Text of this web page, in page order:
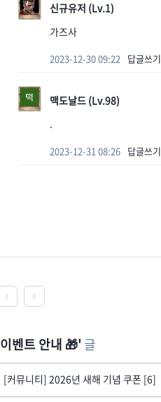
신규유저 (Lv.1)
가즈사
2023-12-30 09:22 답글쓰기
맥도날드 (Lv.98)
.
2023-12-31 08:26 답글쓰기
이벤트 안내 🎁 글
[커뮤니티] 2026년 새해 기념 쿠폰 [6]